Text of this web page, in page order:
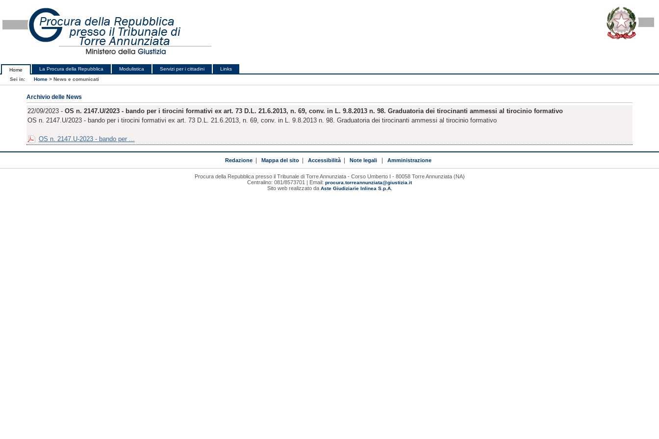
Home La Procura della Repubblica Modulistica Servizi per i cittadini
Links
Sei in:
Home > News e comunicati
Archivio delle News
22/09/2023 - OS n. 2147.U/2023 - bando per i tirocini formativi ex art. 73 D.L. 21.6.2013, n. 69, conv. in L. 9.8.2013 n. 98. Graduatoria dei tirocinanti ammessi al tirocinio formativo
OS n. 2147.U/2023 - bando per i tirocini formativi ex art. 73 D.L. 21.6.2013, n. 69, conv. in L. 9.8.2013 n. 98. Graduatoria dei tirocinanti ammessi al tirocinio formativo
OS n. 2147.U-2023 - bando per ...
Redazione| Mappa del sito| Accessibilità| Note legali| Amministrazione
Procura della Repubblica presso il Tribunale di Torre Annunziata - Corso Umberto I - 80058 Torre Annunziata (NA)
Centralino: 081/8573701 | Email: procura.torreannunziata@giustizia.it
Sito web realizzato da Aste Giudiziarie Inlinea S.p.A.